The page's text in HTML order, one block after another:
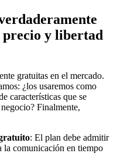
y libertad
gratuitas en el mercado.
¿los usaremos como
características que se
Finalmente,
: El plan debe admitir
la comunicación en tiempo